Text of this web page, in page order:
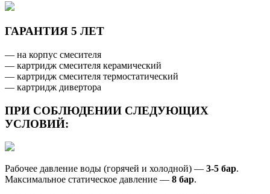
ГАРАНТИЯ 5 ЛЕТ
— на корпус смесителя
— картридж смесителя керамический
— картридж смесителя термостатический
— картридж дивертора
ПРИ СОБЛЮДЕНИИ СЛЕДУЮЩИХ
УСЛОВИЙ:
Рабочее давление воды (горячей и холодной) — 3-5 бар.
Максимальное статическое давление — 8 бар.